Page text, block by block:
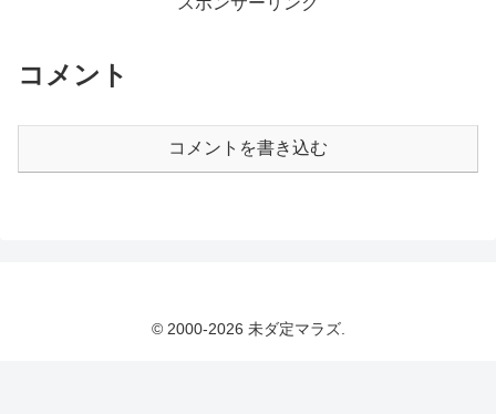
コメント
コメントを書き込む
© 2000-2026 未ダ定マラズ.